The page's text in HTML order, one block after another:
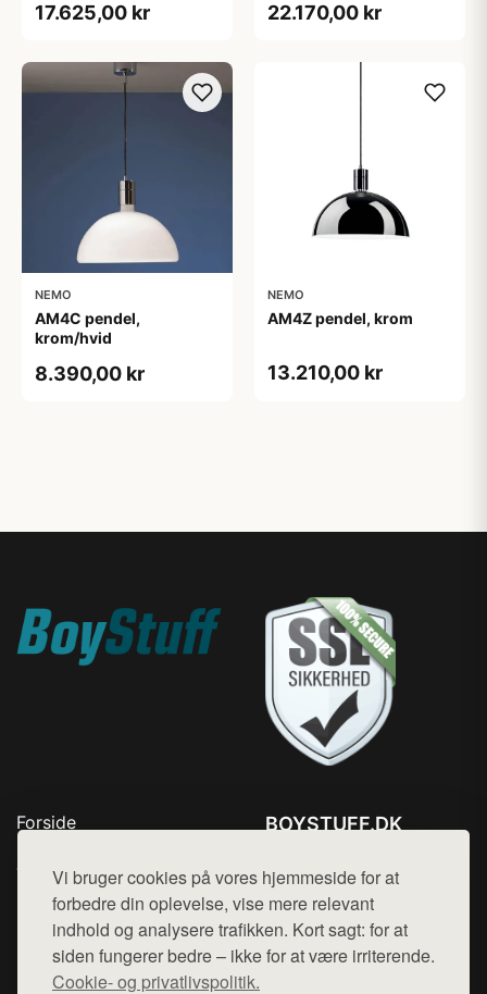
Vi bruger cookies på vores hjemmeside for at
forbedre din oplevelse, vise mere relevant
indhold og analysere trafikken. Kort sagt: for at
siden fungerer bedre – ikke for at være irriterende.
Cookie- og privatlivspolitik.
17.625,00 kr 22.170,00 kr
NEMO
AM4C pendel,
krom/hvid
8.390,00 kr
NEMO
AM4Z pendel, krom
13.210,00 kr
Forside
Top Rabatter
Kontakt
BOYSTUFF.DK
Mail: hej@want.dk
Cookie- og privatlivspolitik